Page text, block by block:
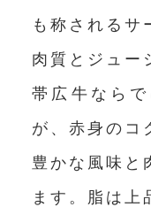
も称されるサ
肉質とジュー
帯広牛なら
が、赤身のコ
豊かな風味と
ます。脂は上